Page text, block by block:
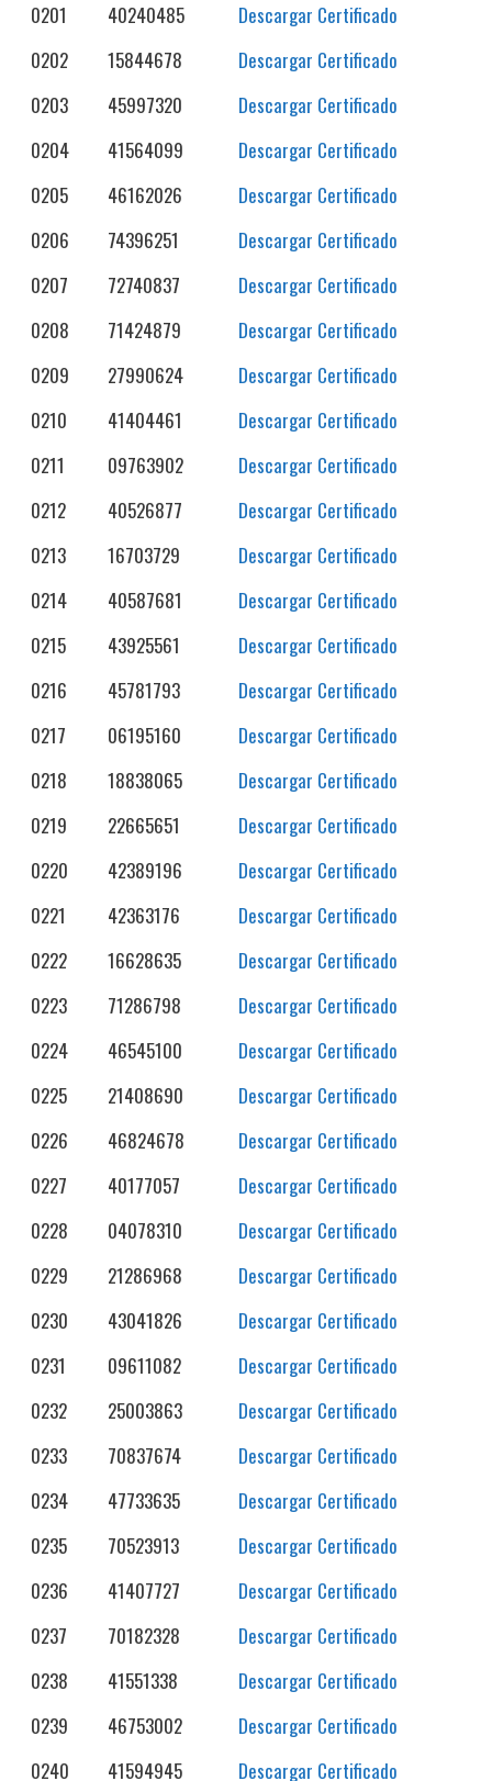
0201
40240485
Descargar Certificado
0202
15844678
Descargar Certificado
0203
45997320
Descargar Certificado
0204
41564099
Descargar Certificado
0205
46162026
Descargar Certificado
0206
74396251
Descargar Certificado
0207
72740837
Descargar Certificado
0208
71424879
Descargar Certificado
0209
27990624
Descargar Certificado
0210
41404461
Descargar Certificado
0211
09763902
Descargar Certificado
0212
40526877
Descargar Certificado
0213
16703729
Descargar Certificado
0214
40587681
Descargar Certificado
0215
43925561
Descargar Certificado
0216
45781793
Descargar Certificado
0217
06195160
Descargar Certificado
0218
18838065
Descargar Certificado
0219
22665651
Descargar Certificado
0220
42389196
Descargar Certificado
0221
42363176
Descargar Certificado
0222
16628635
Descargar Certificado
0223
71286798
Descargar Certificado
0224
46545100
Descargar Certificado
0225
21408690
Descargar Certificado
0226
46824678
Descargar Certificado
0227
40177057
Descargar Certificado
0228
04078310
Descargar Certificado
0229
21286968
Descargar Certificado
0230
43041826
Descargar Certificado
0231
09611082
Descargar Certificado
0232
25003863
Descargar Certificado
0233
70837674
Descargar Certificado
0234
47733635
Descargar Certificado
0235
70523913
Descargar Certificado
0236
41407727
Descargar Certificado
0237
70182328
Descargar Certificado
0238
41551338
Descargar Certificado
0239
46753002
Descargar Certificado
0240
41594945 Descargar Certificado